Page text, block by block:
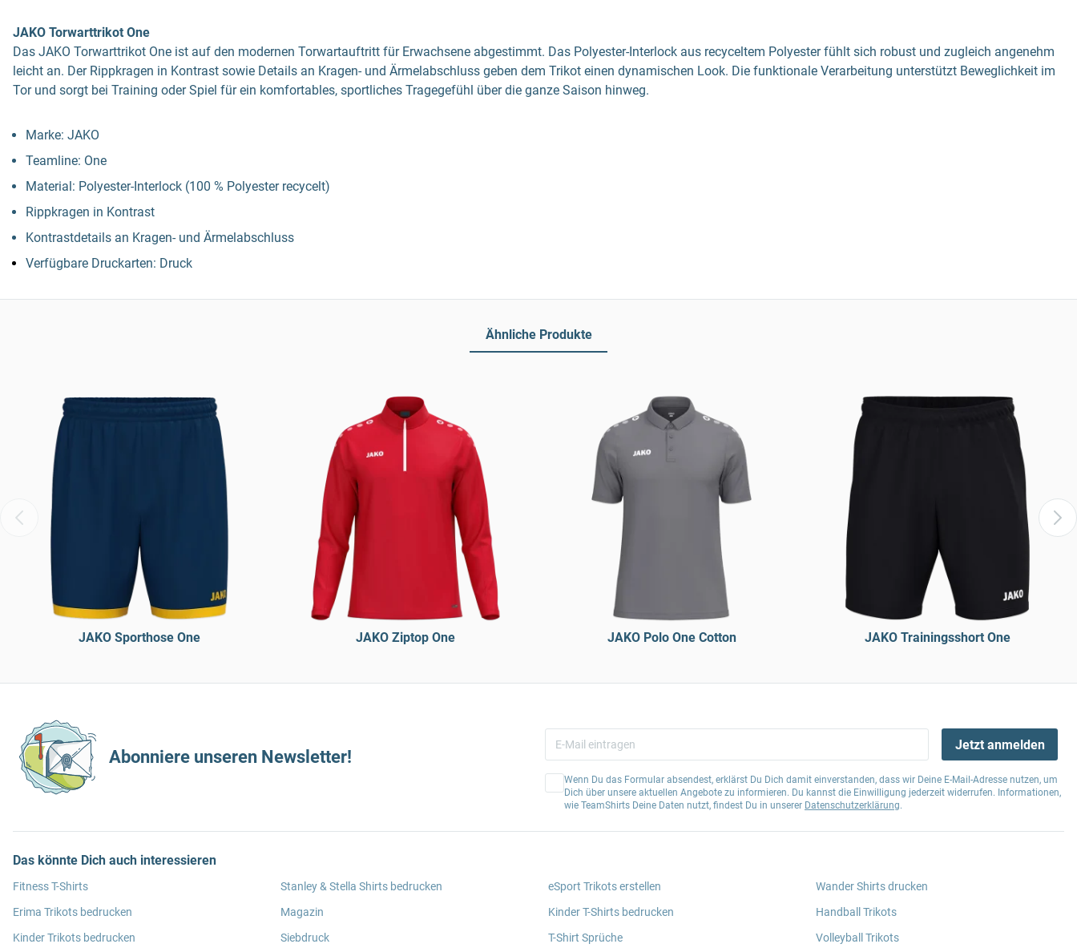
JAKO Torwarttrikot One
Das JAKO Torwarttrikot One ist auf den modernen Torwartauftritt für Erwachsene abgestimmt. Das Polyester-Interlock aus recyceltem Polyester fühlt sich robust und zugleich angenehm
leicht an. Der Rippkragen in Kontrast sowie Details an Kragen- und Ärmelabschluss geben dem Trikot einen dynamischen Look. Die funktionale Verarbeitung unterstützt Beweglichkeit im
Tor und sorgt bei Training oder Spiel für ein komfortables, sportliches Tragegefühl über die ganze Saison hinweg.
Marke: JAKO
Teamline: One
Material: Polyester-Interlock (100 % Polyester recycelt)
Rippkragen in Kontrast
Kontrastdetails an Kragen- und Ärmelabschluss
Verfügbare Druckarten: Druck
Ähnliche Produkte
JAKO Sporthose One JAKO Ziptop One JAKO Polo One Cotton JAKO Trainingsshort One
Abonniere unseren Newsletter!
Jetzt anmelden
Wenn Du das Formular absendest, erklärst Du Dich damit einverstanden, dass wir Deine E-Mail-Adresse nutzen, um
Dich über unsere aktuellen Angebote zu informieren. Du kannst die Einwilligung jederzeit widerrufen. Informationen,
wie TeamShirts Deine Daten nutzt, findest Du in unserer Datenschutzerklärung.
Das könnte Dich auch interessieren
Fitness T-Shirts
Erima Trikots bedrucken
Kinder Trikots bedrucken
Stanley & Stella Shirts bedrucken
Magazin
Siebdruck
eSport Trikots erstellen
Kinder T-Shirts bedrucken
T-Shirt Sprüche
Wander Shirts drucken
Handball Trikots
Volleyball Trikots